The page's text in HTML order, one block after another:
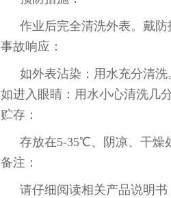
作业后完全清洗外表。戴
事故响应：
如外表沾染：用水充分清洗
如进入眼睛：用水小心清洗几
贮存：
存放在5-35℃、阴凉、干燥
备注：
请仔细阅读相关产品说明书